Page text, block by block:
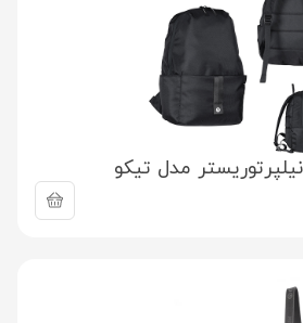
مدل تیکو